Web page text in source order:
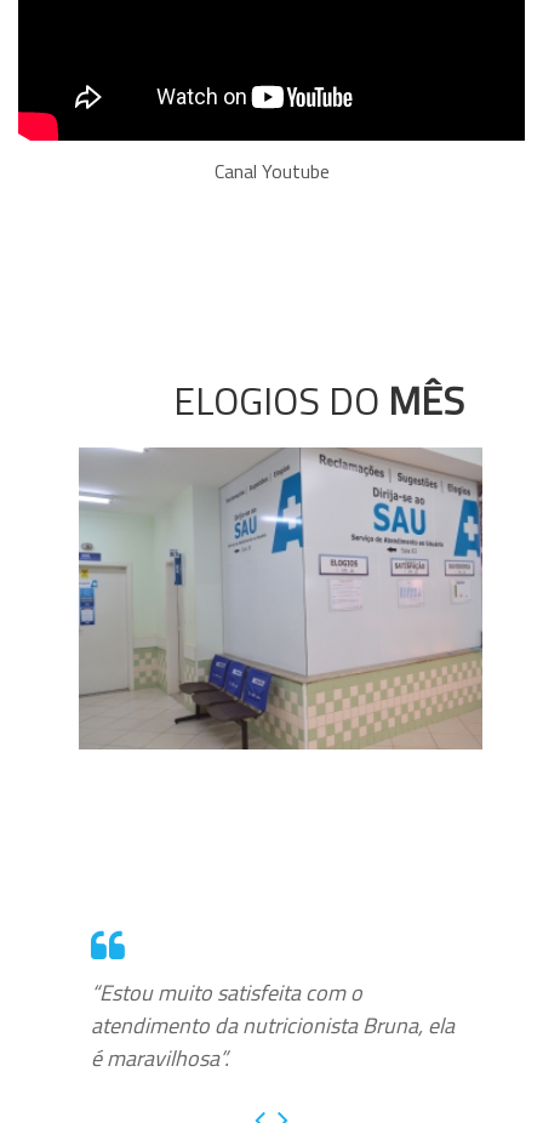
Canal Youtube
ELOGIOS DO MÊS
“Estou muito satisfeita com o
atendimento da nutricionista Bruna, ela
é maravilhosa”.